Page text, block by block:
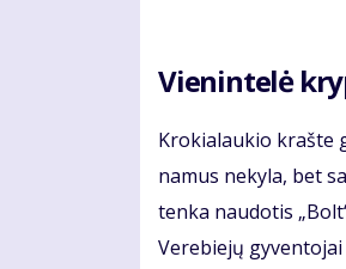
Vie­nin­te­lė
Kro­kia­lau­kio kraš­te
na­mus ne­ky­la, bet
ten­ka nau­do­tis
Ve­re­bie­jų